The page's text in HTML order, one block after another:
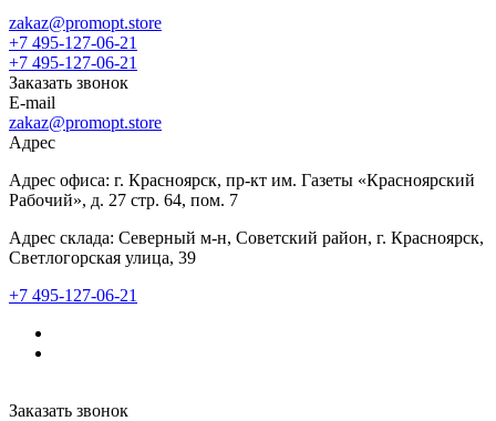
zakaz@promopt.store
+7 495-127-06-21
+7 495-127-06-21
Заказать звонок
E-mail
zakaz@promopt.store
Адрес
Адрес офиса: г. Красноярск, пр-кт им. Газеты «Красноярский
Рабочий», д. 27 стр. 64, пом. 7
Адрес склада: Северный м-н, Советский район, г. Красноярск,
Светлогорская улица, 39
+7 495-127-06-21
Заказать звонок